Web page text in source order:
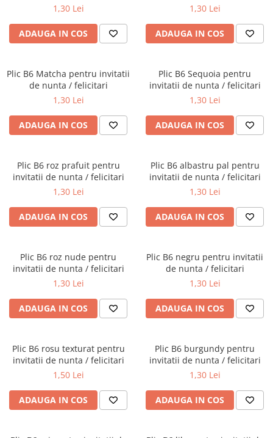
1,30 Lei
ADAUGA IN COS
1,30 Lei
ADAUGA IN COS
Plic B6 Matcha pentru invitatii
de nunta / felicitari
1,30 Lei
ADAUGA IN COS
Plic B6 Sequoia pentru
invitatii de nunta / felicitari
1,30 Lei
ADAUGA IN COS
Plic B6 roz prafuit pentru
invitatii de nunta / felicitari
1,30 Lei
ADAUGA IN COS
Plic B6 albastru pal pentru
invitatii de nunta / felicitari
1,30 Lei
ADAUGA IN COS
Plic B6 roz nude pentru
invitatii de nunta / felicitari
1,30 Lei
ADAUGA IN COS
Plic B6 negru pentru invitatii
de nunta / felicitari
1,30 Lei
ADAUGA IN COS
Plic B6 rosu texturat pentru
invitatii de nunta / felicitari
1,50 Lei
ADAUGA IN COS
Plic B6 burgundy pentru
invitatii de nunta / felicitari
1,30 Lei
ADAUGA IN COS